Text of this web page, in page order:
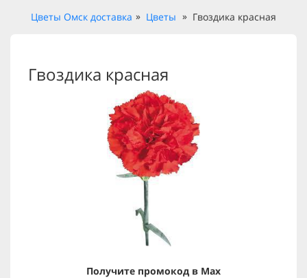
Цветы Омск доставка Цветы Гвоздика красная
Гвоздика красная
Получите промокод в Max